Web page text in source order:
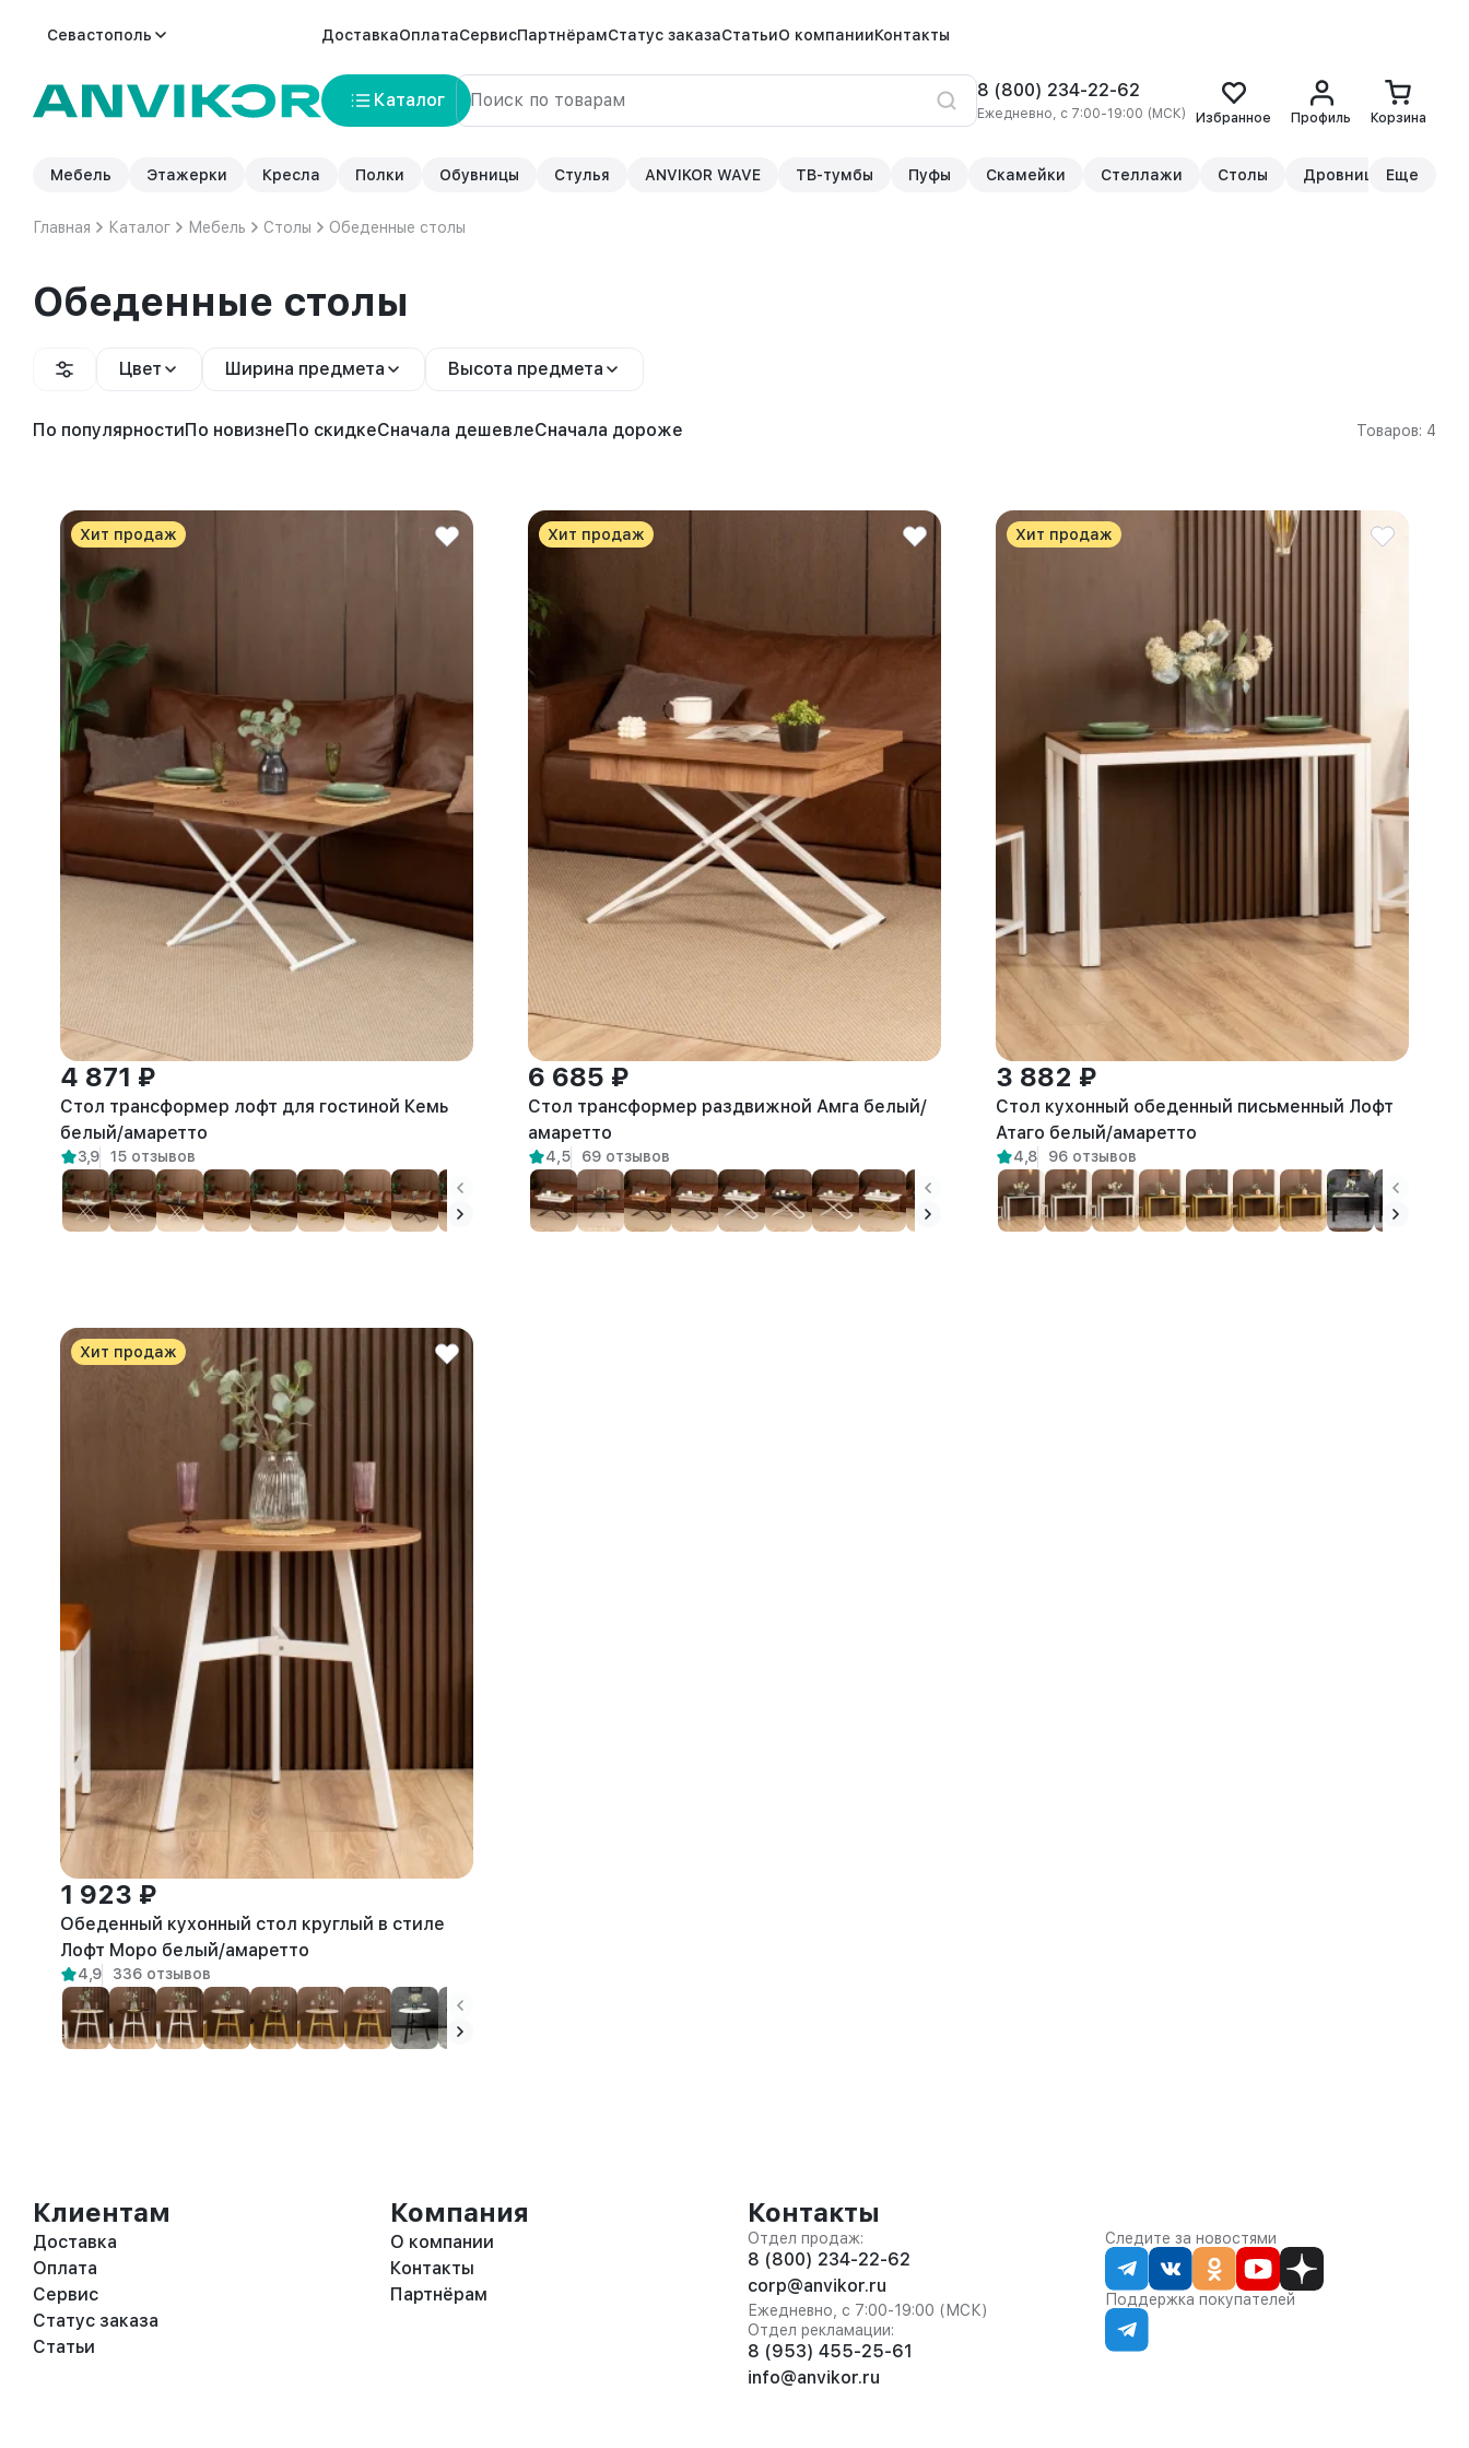
Севастополь ДоставкаОплатаСервисПартнёрамСтатус заказаСтатьиО компанииКонтакты
Каталог 8 (800) 234-22-62
Ежедневно, с 7:00-19:00 (МСК) Избранное Профиль Корзина
Мебель Этажерки Кресла Полки Обувницы Стулья ANVIKOR WAVE ТВ-тумбы Пуфы Скамейки Стеллажи Столы Дровницы Еще
Главная Каталог Мебель Столы Обеденные столы
Обеденные столы
Цвет Ширина предмета Высота предмета
По популярностиПо новизнеПо скидкеСначала дешевлеСначала дороже Товаров: 4
Хит продаж
4 871 ₽
Стол трансформер лофт для гостиной Кемь
белый/амаретто
3,9 15 отзывов
Хит продаж
6 685 ₽
Стол трансформер раздвижной Амга белый/
амаретто
4,5 69 отзывов
Хит продаж
3 882 ₽
Стол кухонный обеденный письменный Лофт
Атаго белый/амаретто
4,8 96 отзывов
Хит продаж
1 923 ₽
Обеденный кухонный стол круглый в стиле
Лофт Моро белый/амаретто
4,9 336 отзывов
Клиентам
Доставка
Оплата
Сервис
Статус заказа
Статьи
Компания
О компании
Контакты
Партнёрам
Контакты
Отдел продаж:
8 (800) 234-22-62
corp@anvikor.ru
Ежедневно, с 7:00-19:00 (МСК)
Отдел рекламации:
8 (953) 455-25-61
info@anvikor.ru
Следите за новостями
Поддержка покупателей